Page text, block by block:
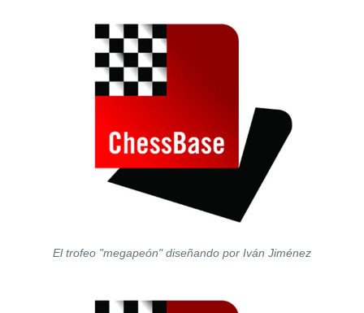
El trofeo "megapeón" diseñando por Iván Jiménez